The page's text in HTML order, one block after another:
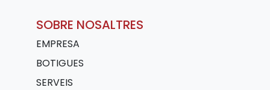
SOBRE NOSALTRES
EMPRESA
BOTIGUES
SERVEIS